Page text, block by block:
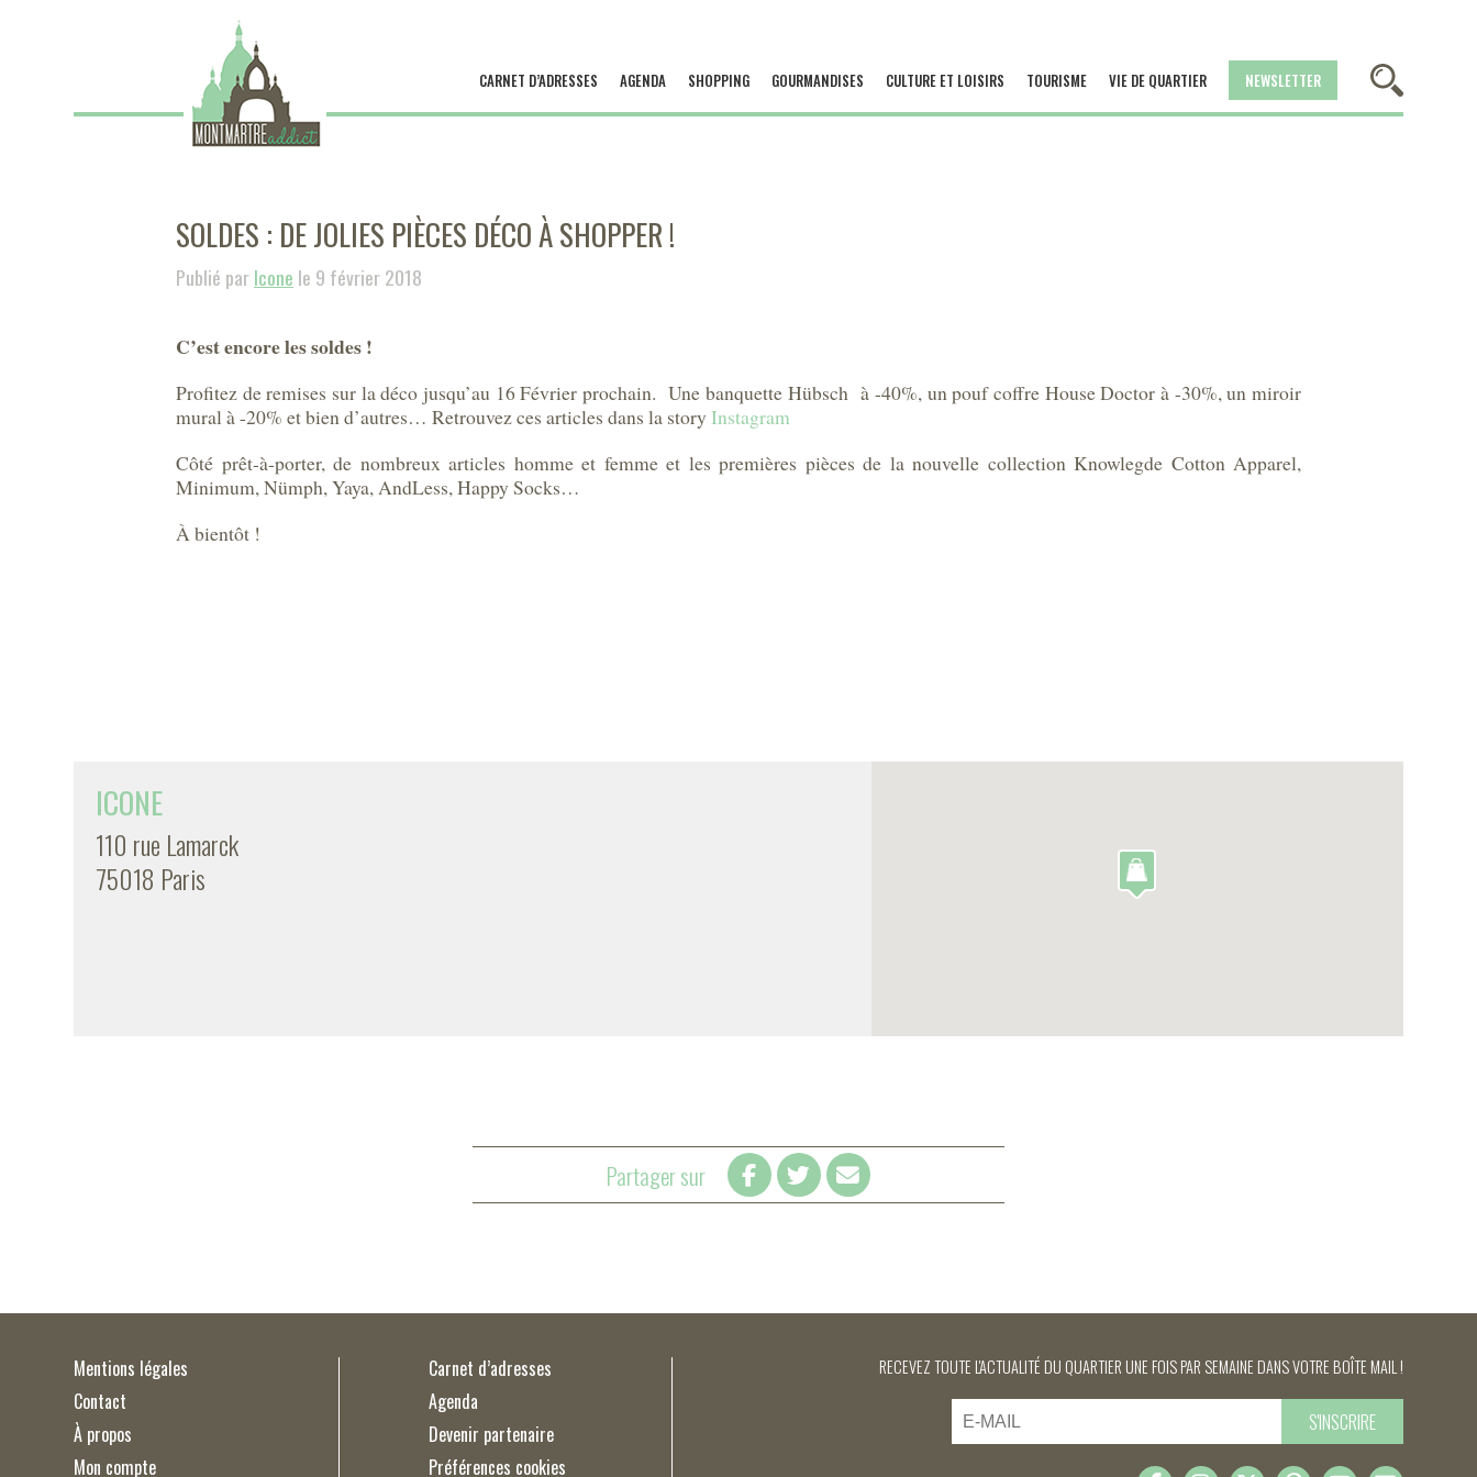
CARNET D’ADRESSES AGENDA SHOPPING GOURMANDISES CULTURE ET LOISIRS TOURISME VIE DE QUARTIER NEWSLETTER
SOLDES : DE JOLIES PIÈCES DÉCO À SHOPPER !
Publié parIcone le 9 février 2018
C’est encore les soldes !
Profitez de remises sur la déco jusqu’au 16 Février prochain. Une banquette Hübsch à -40%, un pouf coffre House Doctor à -30%, un miroir
mural à -20% et bien d’autres… Retrouvez ces articles dans la story Instagram
Côté prêt-à-porter, de nombreux articles homme et femme et les premières pièces de la nouvelle collection Knowlegde Cotton Apparel,
Minimum, Nümph, Yaya, AndLess, Happy Socks…
À bientôt !
ICONE
110 rue Lamarck
75018 Paris
Partager sur
Mentions légales
Contact
À propos
Mon compte
Carnet d’adresses
Agenda
Devenir partenaire
Préférences cookies
RECEVEZ TOUTE L'ACTUALITÉ DU QUARTIER UNE FOIS PAR SEMAINE DANS VOTRE BOÎTE MAIL !